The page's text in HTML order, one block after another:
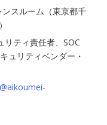
スルーム（東京都千
ティ責任者、SOC
ュリティベンダー・